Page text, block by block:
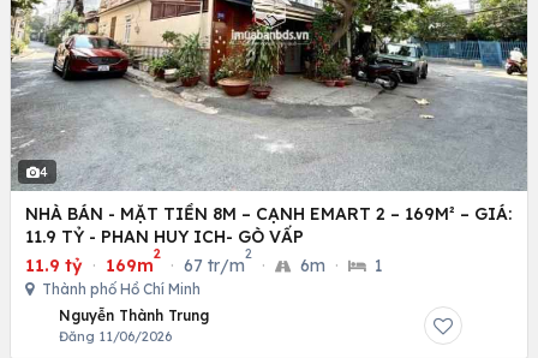
4
NHÀ BÁN - MẶT TIỀN 8M – CẠNH EMART 2 – 169M² – GIÁ:
11.9 TỶ - PHAN HUY ICH- GÒ VẤP
11.9 tỷ · 169m
2
· 67 tr/m
2
· 6m · 1
Thành phố Hồ Chí Minh
Nguyễn Thành Trung
Đăng 11/06/2026